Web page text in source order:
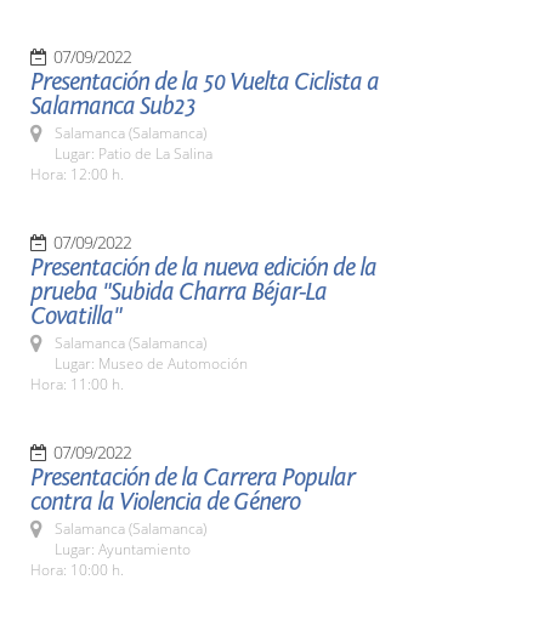
07/09/2022
Presentación de la 50 Vuelta Ciclista a
Salamanca Sub23
Salamanca (Salamanca)
Lugar: Patio de La Salina
Hora: 12:00 h.
07/09/2022
Presentación de la nueva edición de la
prueba "Subida Charra Béjar-La
Covatilla"
Salamanca (Salamanca)
Lugar: Museo de Automoción
Hora: 11:00 h.
07/09/2022
Presentación de la Carrera Popular
contra la Violencia de Género
Salamanca (Salamanca)
Lugar: Ayuntamiento
Hora: 10:00 h.